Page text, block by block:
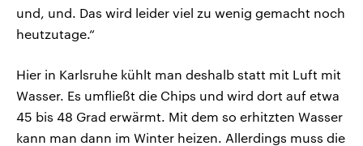
und, und. Das wird leider viel zu wenig gemacht noch
heutzutage.“
Hier in Karlsruhe kühlt man deshalb statt mit Luft mit
Wasser. Es umfließt die Chips und wird dort auf etwa
45 bis 48 Grad erwärmt. Mit dem so erhitzten Wasser
kann man dann im Winter heizen. Allerdings muss die